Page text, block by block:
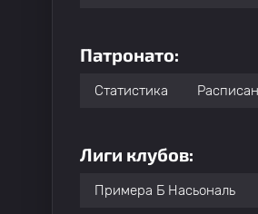
Патронато:
Статистика
Лиги клубов:
Примера Б Насьональ